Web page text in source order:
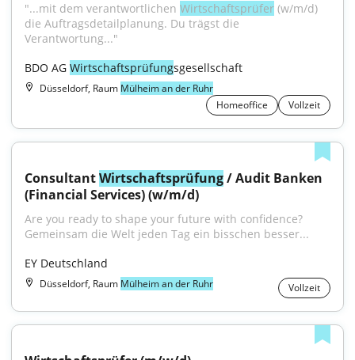
"...mit dem verantwortlichen Wirtschaftsprüfer (w/m/d)
die Auftragsdetailplanung. Du trägst die
Verantwortung..."
BDO AG Wirtschaftsprüfungsgesellschaft
Düsseldorf, Raum Mülheim an der Ruhr
Homeoffice
Vollzeit
Consultant Wirtschaftsprüfung / Audit Banken
(Financial Services) (w/m/d)
Are you ready to shape your future with confidence?
Gemeinsam die Welt jeden Tag ein bisschen besser...
EY Deutschland
Düsseldorf, Raum Mülheim an der Ruhr Vollzeit